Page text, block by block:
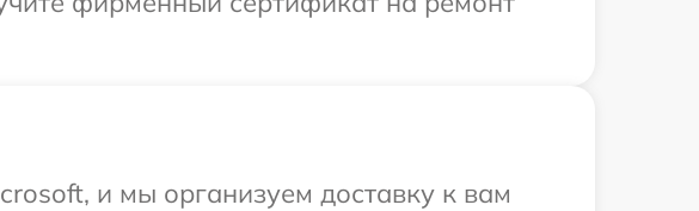
и мы организуем доставку к вам